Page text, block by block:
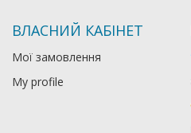
ВЛАСНИЙ КАБІНЕТ
Мої замовлення
My profile